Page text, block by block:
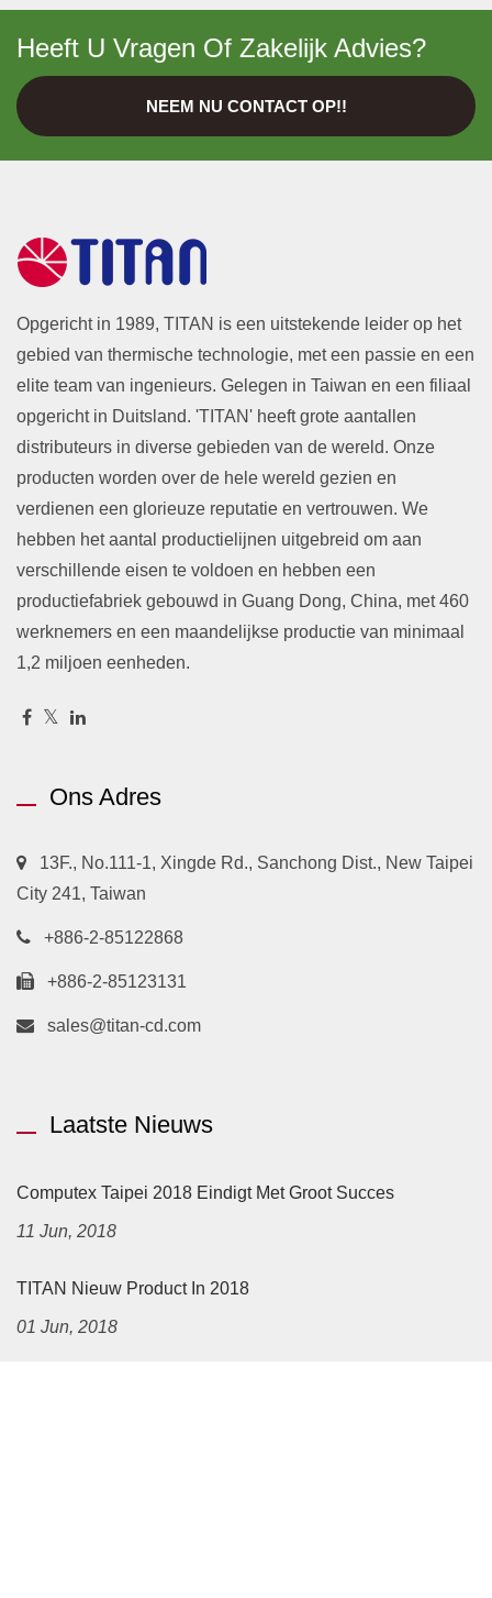
Heeft U Vragen Of Zakelijk Advies?
NEEM NU CONTACT OP!!
Opgericht in 1989, TITAN is een uitstekende leider op het
gebied van thermische technologie, met een passie en een
elite team van ingenieurs. Gelegen in Taiwan en een filiaal
opgericht in Duitsland. 'TITAN' heeft grote aantallen
distributeurs in diverse gebieden van de wereld. Onze
producten worden over de hele wereld gezien en
verdienen een glorieuze reputatie en vertrouwen. We
hebben het aantal productielijnen uitgebreid om aan
verschillende eisen te voldoen en hebben een
productiefabriek gebouwd in Guang Dong, China, met 460
werknemers en een maandelijkse productie van minimaal
1,2 miljoen eenheden.
Ons Adres
13F., No.111-1, Xingde Rd., Sanchong Dist., New Taipei
City 241, Taiwan
+886-2-85122868
+886-2-85123131
sales@titan-cd.com
Laatste Nieuws
Computex Taipei 2018 Eindigt Met Groot Succes
11 Jun, 2018
TITAN Nieuw Product In 2018
01 Jun, 2018